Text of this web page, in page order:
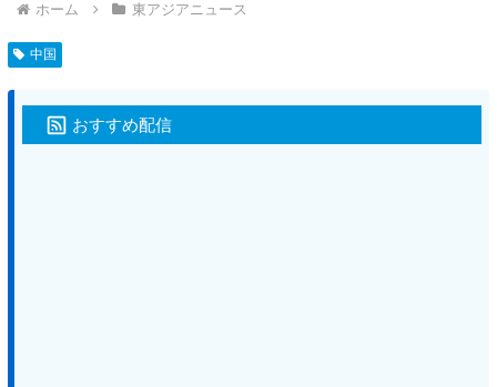
ホーム 東アジアニュース
中国
おすすめ配信